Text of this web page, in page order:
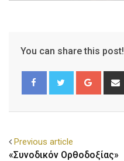
You can share this post!
Previous article
«Συνοδικόν Ορθοδοξίας»